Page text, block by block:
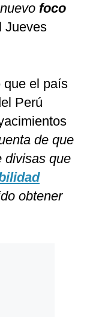
foco
Jueves
que el país
Perú
de que
divisas que
obtener